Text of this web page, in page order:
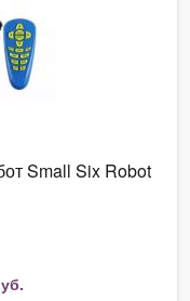
Small Six Robot